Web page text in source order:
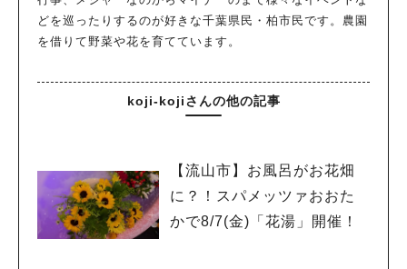
どを巡ったりするのが好きな千葉県民・柏市民です。農園
を借りて野菜や花を育てています。
koji-kojiさんの他の記事
【流山市】お風呂がお花畑
に？！スパメッツァおおた
かで8/7(金)「花湯」開催！